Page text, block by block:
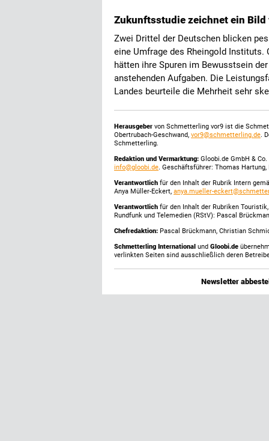
Zukunftsstudie zeichnet ein
Zwei Drittel der Deutschen blicken
eine Umfrage des Rheingold
hätten ihre Spuren im Bewusstsein
anstehenden Aufgaben. Die
Landes beurteile die Mehrheit sehr
Herausgeber von Schmetterling vor9 ist die
Obertrubach-Geschwand, vor9@schmetterling.de.
Schmetterling.
Redaktion und Vermarktung: Gloobi.de GmbH &
info@gloobi.de. Geschäftsführer: Thomas
Verantwortlich für den Inhalt der Rubrik Intern
Anya Müller-Eckert, anya.mueller-
Verantwortlich für den Inhalt der Rubriken
Rundfunk und Telemedien (RStV): Pascal
Chefredaktion: Pascal Brückmann, Christian
Schmetterling International und Gloobi.de
verlinkten Seiten sind ausschließlich deren
Newsletter